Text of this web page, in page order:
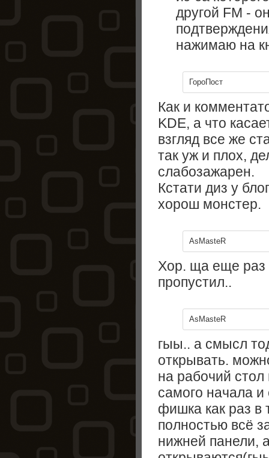
другой FM -
нажимаю на
ГороПост
Как и
KDE, а что
взгляд все же
так уж и плох,
слабозажарен.
Кстати диз у
хорош монстер.
AsMasteR
Хор. ща еще раз
пропустил..
AsMasteR
гыы.. а смысл
открывать.
на рабочий стол
самого начала
фишка как раз
полностью всё
нижней панели,